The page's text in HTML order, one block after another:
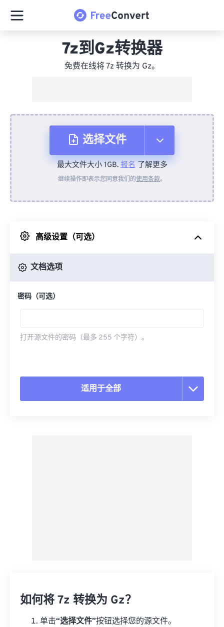
7z到Gz转换器
免费在线将 7z 转换为 Gz。
选择文件
从设备
来自 Google Drive
最大文件大小 1GB.报名了解更多
继续操作即表示您同意我们的使用条款。
高级设置（可选）
文档选项
密码（可选）
打开源文件的密码（最多 255 个字符）。
适用于全部
如何将 7z 转换为 Gz？
单击“选择文件”按钮选择您的源文件。